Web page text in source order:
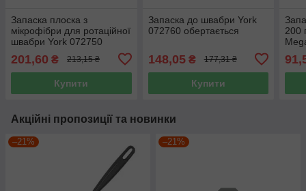
Запаска плоска з
мікрофібри для ротаційної
швабри York 072750
201,60 ₴ 213,15 ₴
Купити
Запаска до швабри York
072760 обертається
148,05₴ 177,31 ₴
Купити
200
Акційні пропозиції та новинки
–21% –21%